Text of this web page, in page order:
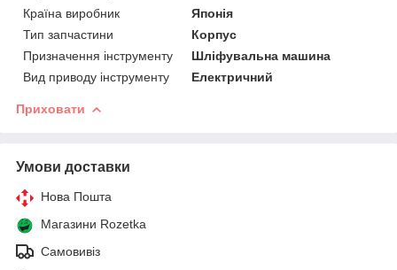
Країна виробник
Японія
Тип запчастини
Корпус
Призначення інструменту
Шліфувальна машина
Вид приводу інструменту
Електричний
Приховати
Умови доставки
Нова Пошта
Магазини Rozetka
Самовивіз